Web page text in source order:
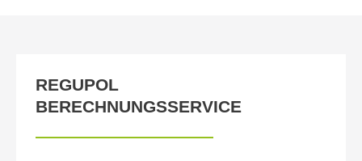
REGUPOL
BERECHNUNGSSERVICE